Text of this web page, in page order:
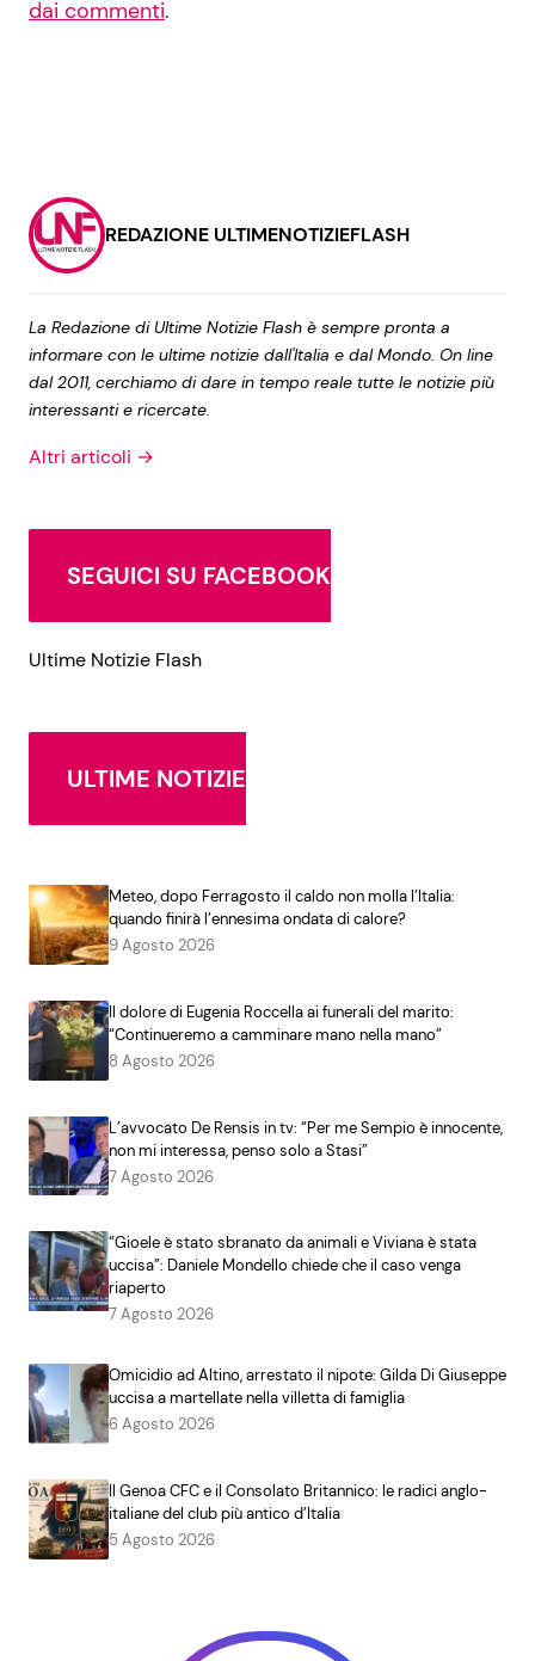
dai commenti.
REDAZIONE ULTIMENOTIZIEFLASH
La Redazione di Ultime Notizie Flash è sempre pronta a
informare con le ultime notizie dall'Italia e dal Mondo. On line
dal 2011, cerchiamo di dare in tempo reale tutte le notizie più
interessanti e ricercate.
Altri articoli →
SEGUICI SU FACEBOOK
Ultime Notizie Flash
ULTIME NOTIZIE
Meteo, dopo Ferragosto il caldo non molla l’Italia:
quando finirà l’ennesima ondata di calore?
9 Agosto 2026
Il dolore di Eugenia Roccella ai funerali del marito:
“Continueremo a camminare mano nella mano”
8 Agosto 2026
L’avvocato De Rensis in tv: “Per me Sempio è innocente,
non mi interessa, penso solo a Stasi”
7 Agosto 2026
“Gioele è stato sbranato da animali e Viviana è stata
uccisa”: Daniele Mondello chiede che il caso venga
riaperto
7 Agosto 2026
Omicidio ad Altino, arrestato il nipote: Gilda Di Giuseppe
uccisa a martellate nella villetta di famiglia
6 Agosto 2026
Il Genoa CFC e il Consolato Britannico: le radici anglo-
italiane del club più antico d’Italia
5 Agosto 2026